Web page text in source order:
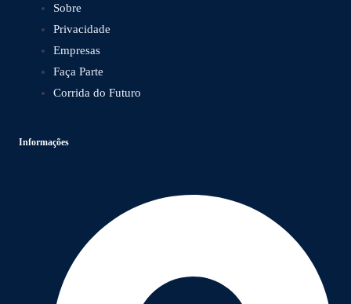
Sobre
Privacidade
Empresas
Faça Parte
Corrida do Futuro
Informações